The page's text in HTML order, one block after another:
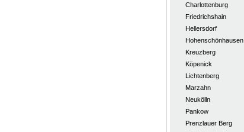
Charlottenburg
Friedrichshain
Hellersdorf
Hohenschönhausen
Kreuzberg
Köpenick
Lichtenberg
Marzahn
Neukölln
Pankow
Prenzlauer Berg